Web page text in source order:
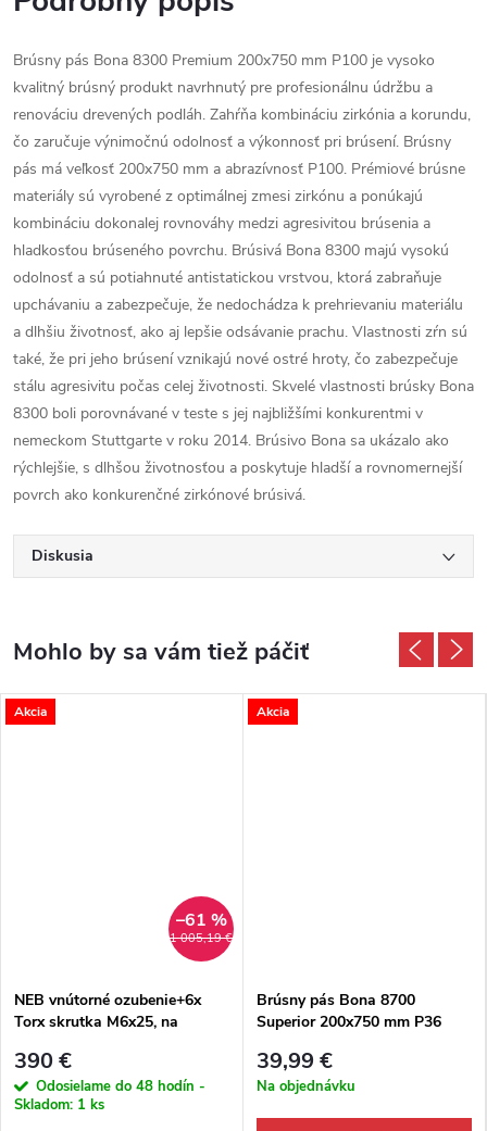
Brúsny pás Bona 8300 Premium 200x750 mm P100 je vysoko
kvalitný brúsný produkt navrhnutý pre profesionálnu údržbu a
renováciu drevených podláh. Zahŕňa kombináciu zirkónia a korundu,
čo zaručuje výnimočnú odolnosť a výkonnosť pri brúsení. Brúsny
pás má veľkosť 200x750 mm a abrazívnosť P100. Prémiové brúsne
materiály sú vyrobené z optimálnej zmesi zirkónu a ponúkajú
kombináciu dokonalej rovnováhy medzi agresivitou brúsenia a
hladkosťou brúseného povrchu. Brúsivá Bona 8300 majú vysokú
odolnosť a sú potiahnuté antistatickou vrstvou, ktorá zabraňuje
upchávaniu a zabezpečuje, že nedochádza k prehrievaniu materiálu
a dlhšiu životnosť, ako aj lepšie odsávanie prachu. Vlastnosti zŕn sú
také, že pri jeho brúsení vznikajú nové ostré hroty, čo zabezpečuje
stálu agresivitu počas celej životnosti. Skvelé vlastnosti brúsky Bona
8300 boli porovnávané v teste s jej najbližšími konkurentmi v
nemeckom Stuttgarte v roku 2014. Brúsivo Bona sa ukázalo ako
rýchlejšie, s dlhšou životnosťou a poskytuje hladší a rovnomernejší
povrch ako konkurenčné zirkónové brúsivá.
Diskusia
Akcia
1 005,19 €
–61 %
NEB vnútorné ozubenie+6x
Torx skrutka M6x25, na
FlexiSand
390 €
Odosielame do 48 hodín -
Skladom: 1 ks
Akcia
Brúsny pás Bona 8700
Superior 200x750 mm P36
39,99 €
Na objednávku